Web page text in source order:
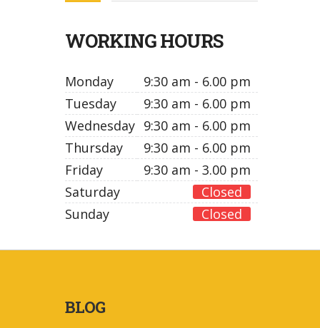
WORKING HOURS
Monday
9:30 am - 6.00 pm
Tuesday
9:30 am - 6.00 pm
Wednesday 9:30 am - 6.00 pm
Thursday
9:30 am - 6.00 pm
Friday
9:30 am - 3.00 pm
Saturday
Closed
Sunday
Closed
BLOG